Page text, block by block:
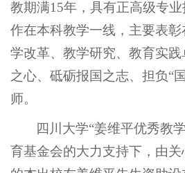
教期满15年，具有正高级专
作在本科教学一线，主要表
学改革、教学研究、教育实
之心、砥砺报国之志、担负“
师。
四川大学“姜维平优秀教
育基金会的大力支持下，由